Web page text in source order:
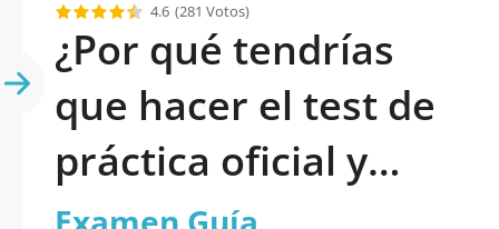
4.6 (281 Votos)
¿Por qué tendrías
que hacer el test de
práctica oficial y
actualizado de